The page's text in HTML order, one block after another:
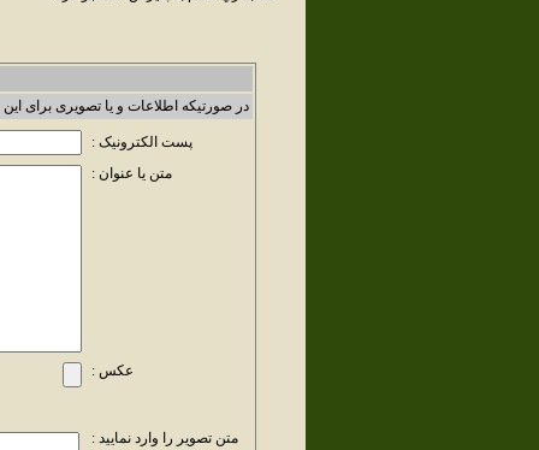
در صورتیکه اطلاعات و یا تصویری برای
پست الکترونیک :
متن یا عنوان :
عکس :
متن تصویر را وارد نمایید :